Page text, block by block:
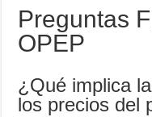
Preguntas
OPEP
¿Qué implica
los precios del